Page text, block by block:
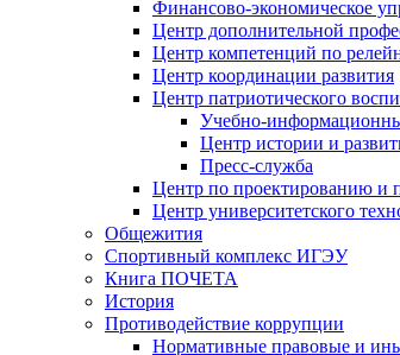
Финансово-экономическое
Центр дополнительной
Центр компетенций по
Центр координации развития
Центр патриотического
Учебно-
Центр истории и
Пресс-служба
Центр по проектированию и
Центр университетского
Общежития
Спортивный комплекс ИГЭУ
Книга ПОЧЕТА
История
Противодействие коррупции
Нормативные правовые и